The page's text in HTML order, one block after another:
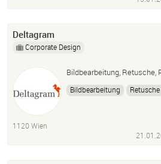
Deltagram
Corporate Design
Bildbearbeitung, Retusche,
Bildbearbeitung Retusche
1120 Wien